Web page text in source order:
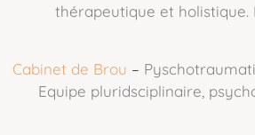
thérapeutique et holistique.
Cabinet de Brou –
Equipe pluridsciplinaire,